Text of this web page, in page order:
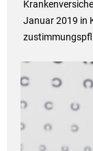
Januar 2019 in